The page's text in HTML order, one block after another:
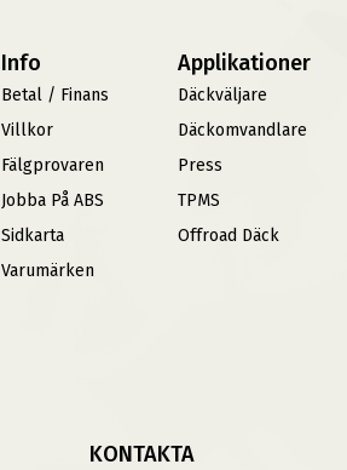
Info
Betal / Finans
Villkor
Fälgprovaren
Jobba På ABS
Sidkarta
Varumärken
Applikationer
Däckväljare
Däckomvandlare
Press
TPMS
Offroad Däck
KONTAKTA